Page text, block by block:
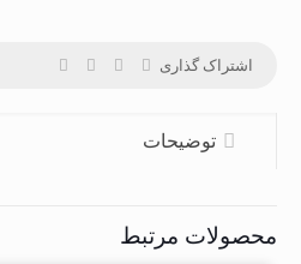
اشتراک گذاری
توضیحات
محصولات مرتبط